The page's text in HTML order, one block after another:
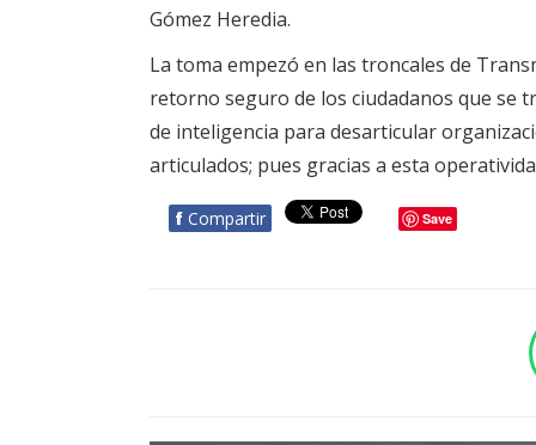
Gómez Heredia.
La toma empezó en las troncales de
retorno seguro de los ciudadanos que se
de inteligencia para desarticular
articulados; pues gracias a esta
f Compartir Save